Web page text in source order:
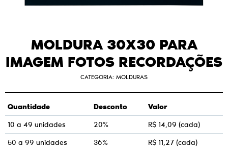
MOLDURA 30X30 PARA
IMAGEM FOTOS RECORDAÇÕES
CATEGORIA: MOLDURAS
Quantidade Desconto Valor
10 a 49 unidades 20% R$ 14,09 (cada)
50 a 99 unidades
36% R$ 11,27 (cada)